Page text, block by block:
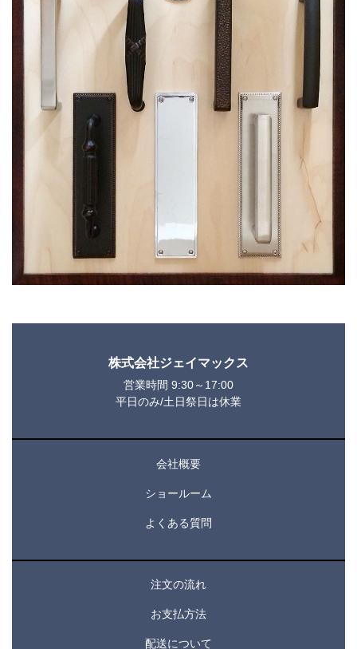
株式会社ジェイマックス
営業時間 9:30～17:00
平日のみ/土日祭日は休業
会社概要
ショールーム
よくある質問
注文の流れ
お支払方法
配送について